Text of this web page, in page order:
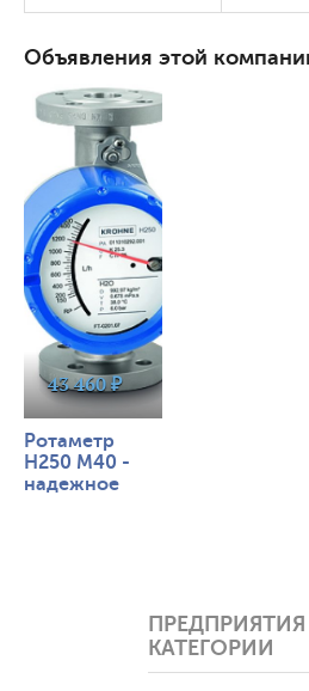
Объявления этой
43 460 ₽
Ротаметр
H250 M40 -
надежное
КАТЕГОРИИ